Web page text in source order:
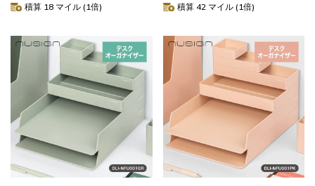
積算 18 マイル (1倍) 積算 42 マイル (1倍)